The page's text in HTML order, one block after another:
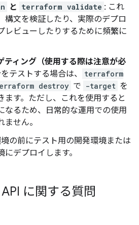
と terraform validate : これ
構文を検証したり、実際のデプロ
レビューしたりするために頻繁に
ティング（使用する際は注意が必
テストする場合は、
terraform
destroy で -target を
ます。ただし、これを使用すると
なるため、日常的な運用での使用
せん。
の前にテスト用の開発環境または
デプロイします。
に関する質問